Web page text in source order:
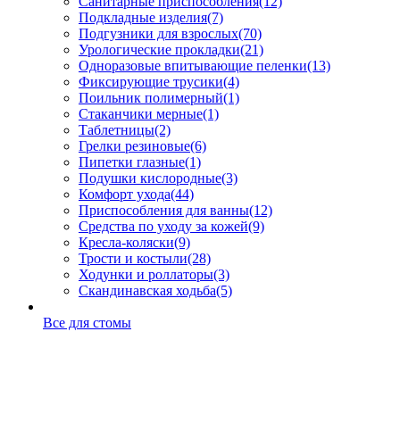
Подкладные изделия(7)
Подгузники для взрослых(70)
Урологические прокладки(21)
Одноразовые впитывающие пеленки(13)
Фиксирующие трусики(4)
Поильник полимерный(1)
Стаканчики мерные(1)
Таблетницы(2)
Грелки резиновые(6)
Пипетки глазные(1)
Подушки кислородные(3)
Комфорт ухода(44)
Приспособления для ванны(12)
Средства по уходу за кожей(9)
Кресла-коляски(9)
Трости и костыли(28)
Ходунки и роллаторы(3)
Скандинавская ходьба(5)
Все для стомы